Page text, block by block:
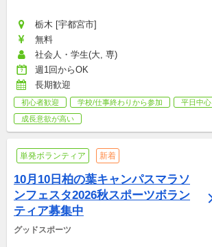
栃木 [宇都宮市]
無料
社会人・学生(大, 専)
週1回からOK
長期歓迎
初心者歓迎 学校/仕事終わりから参加 平日中心
成長意欲が高い
単発ボランティア 新着
10月10日柏の葉キャンパスマラソ
ンフェスタ2026秋スポーツボラン
ティア募集中
グッドスポーツ